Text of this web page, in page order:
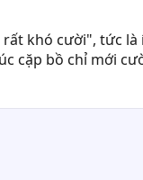
khó cười", tức là
cặp bồ chỉ mới